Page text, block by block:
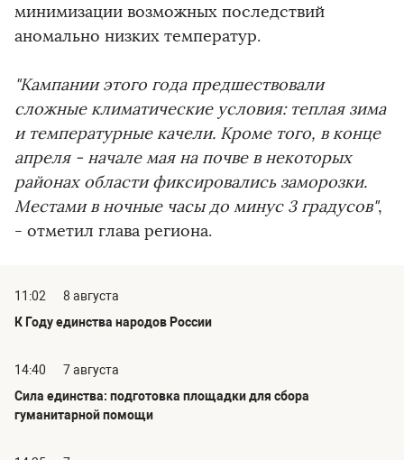
минимизации возможных последствий
аномально низких температур.
"Кампании этого года предшествовали
сложные климатические условия: теплая зима
и температурные качели. Кроме того, в конце
апреля - начале мая на почве в некоторых
районах области фиксировались заморозки.
Местами в ночные часы до минус 3 градусов",
- отметил глава региона.
11:02
8 августа
К Году единства народов России
14:40
7 августа
Сила единства: подготовка площадки для сбора
гуманитарной помощи